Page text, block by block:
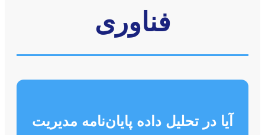
فناوری
آیا در تحلیل داده پایان‌نامه مدیریت